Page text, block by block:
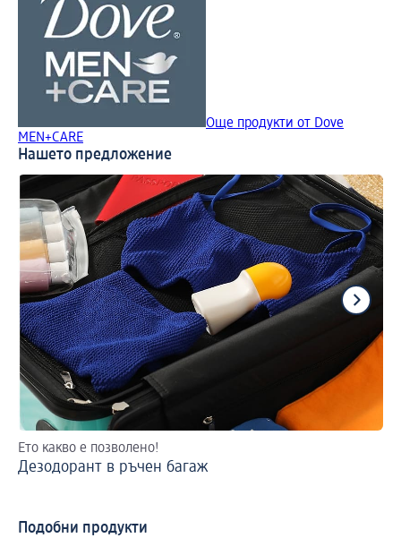
Още продукти от Dove
MEN+CARE
Нашето предложение
Ето какво е позволено!
Дезодорант в ръчен багаж
Подобни продукти